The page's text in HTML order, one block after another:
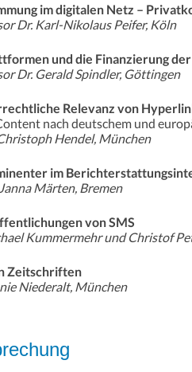
im digitalen Netz –
Dr. Karl-Nikolaus Peifer, Köln
und die Finanzierung
Dr. Gerald Spindler, Göttingen
Relevanz von
nach deutschem und
Hendel, München
im
Märten, Bremen
von SMS
Kummermehr und Christof
Zeitschriften
Niederalt, München